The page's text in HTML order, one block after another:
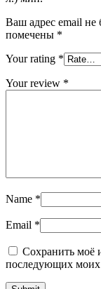
Ваш адрес email не
помечены *
Your rating *
Your review *
Name *
Email *
Сохранить моё
последующих моих